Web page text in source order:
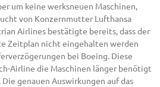
um keine werksneuen Maschinen,
von Konzernmutter Lufthansa
Airlines bestätigte bereits, dass der
Zeitplan nicht eingehalten werden
bei Boeing. Diese
Airline die Maschinen länger benötigt
genauen Auswirkungen auf das